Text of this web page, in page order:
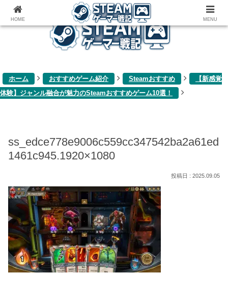
ゲーム関連雑記ブログ
ホーム おすすめゲーム紹介 Steamおすすめ
【新感覚
体験】ジャンル融合が魅力のSteamおすすめゲーム10選！
ss_edce778e9006c559cc347542ba2a61ed
1461c945.1920×1080
2025.09.05
HOME MENU